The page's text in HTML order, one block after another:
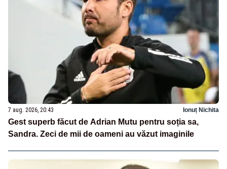
7 aug. 2026, 20:43 Ionuț Nichita
Gest superb făcut de Adrian Mutu pentru soția sa,
Sandra. Zeci de mii de oameni au văzut imaginile